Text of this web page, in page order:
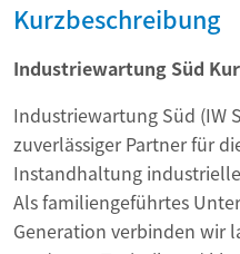
Kurzbeschreibung
Industriewartung Süd
Industriewartung Süd (IW
zuverlässiger Partner für
Instandhaltung
Als familiengeführtes
Generation verbinden wir